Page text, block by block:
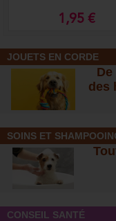
1,95 €
JOUETS EN CORDE
des
SOINS ET
CONSEIL SANTÉ